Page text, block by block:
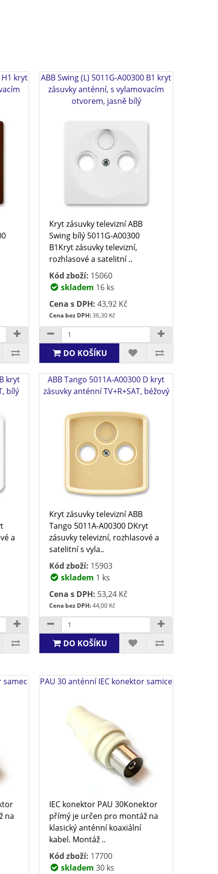
H1 kryt
ABB Swing (L) 5011G-A00300 B1 kryt
zásuvky anténní, s vylamovacím
otvorem, jasně bílý
Kryt zásuvky televizní ABB
Swing bílý 5011G-A00300
B1Kryt zásuvky televizní,
rozhlasové a satelitní ..
Kód zboží: 15060
skladem 16 ks
Cena s DPH: 43,92 Kč
Cena bez DPH:36,30 Kč
DO KOŠÍKU
kryt
bílý
a
ABB Tango 5011A-A00300 D kryt
zásuvky anténní TV+R+SAT, béžový
Kryt zásuvky televizní ABB
Tango 5011A-A00300 DKryt
zásuvky televizní, rozhlasové a
satelitní s vyla..
Kód zboží: 15903
skladem 1 ks
Cena s DPH: 53,24 Kč
Cena bez DPH:44,00 Kč
DO KOŠÍKU
samec
na
PAU 30 anténní IEC konektor samice
IEC konektor PAU 30Konektor
přímý je určen pro montáž na
klasický anténní koaxiální
kabel. Montáž ..
Kód zboží: 17700
skladem 30 ks